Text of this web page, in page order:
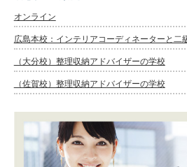
オンライン
広島本校：インテリアコーディネーターと
（大分校）整理収納アドバイザーの学校
（佐賀校）整理収納アドバイザーの学校